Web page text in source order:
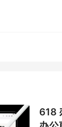
报识别未知、
标准的安全解
内容仅供参考，不
618